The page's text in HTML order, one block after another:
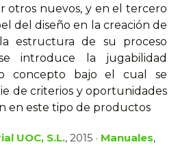
otros nuevos, y en el tercero
del diseño en la creación de
estructura de su proceso
introduce la jugabilidad
concepto bajo el cual se
de criterios y oportunidades
en este tipo de productos
UOC, S.L., 2015 · Manuales,